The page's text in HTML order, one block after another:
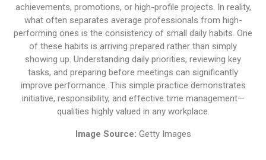
achievements, promotions, or high-profile projects. In reality,
what often separates average professionals from high-
performing ones is the consistency of small daily habits. One
of these habits is arriving prepared rather than simply
showing up. Understanding daily priorities, reviewing key
tasks, and preparing before meetings can significantly
improve performance. This simple practice demonstrates
initiative, responsibility, and effective time management—
qualities highly valued in any workplace.
Image Source: Getty Images